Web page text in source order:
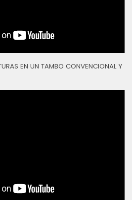
EN UN TAMBO CONVENCIONAL Y